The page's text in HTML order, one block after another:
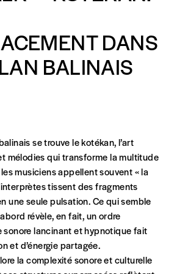
DANS
BALINAIS
Imag, le magazine de
est proposé àPRIX LIBRE.
un mode de fixation du prix
bien ou d’un service, qui
pour lui de payer le prix
Dans l’objectif de rendre nos
accessibles, et
attachement aux valeurs de
se trouve le kotékan, l’art
mélodies qui transforme la multitude
musiciens appellent souvent « la
tissent des fragments
une seule pulsation. Ce qui semble
révèle, en fait, un ordre
sonore lancinant et hypnotique fait
et d’énergie partagée.
la complexité sonore et culturelle